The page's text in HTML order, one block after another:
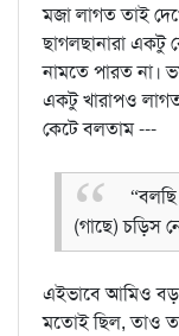
মজা লাগত তাই
ছাগলছানারা একটু
নামতে পারত না।
একটু খারাপও
কেটে বলতাম ---
(গাছে) চড়িস
এইভাবে আমিও
মতোই ছিল, তাও